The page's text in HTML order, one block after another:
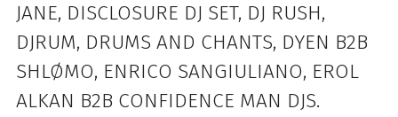
JANE, DISCLOSURE DJ SET, DJ RUSH,
DJRUM, DRUMS AND CHANTS, DYEN B2B
SHLØMO, ENRICO SANGIULIANO, EROL
ALKAN B2B CONFIDENCE MAN DJS.